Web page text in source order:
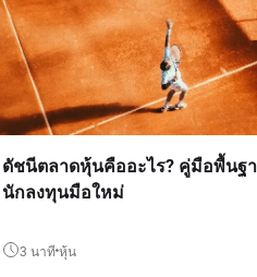
ดัชนีตลาดหุ้นคืออะไร? คู่มือพื้นฐ
นักลงทุนมือใหม่
3 นาที หุ้น